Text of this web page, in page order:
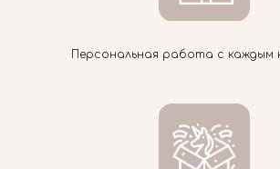
Персональная работа с каждым